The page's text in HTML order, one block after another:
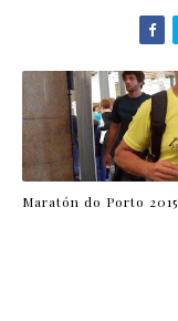
Maratón do Porto 2015